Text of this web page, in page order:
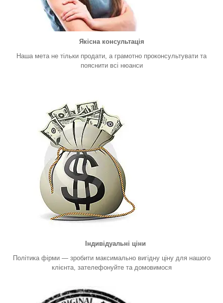
Якісна консультація
Наша мета не тільки продати, а грамотно проконсультувати та
пояснити всі нюанси
Індивідуальні ціни
Політика фірми — зробити максимально вигідну ціну для нашого
клієнта, зателефонуйте та домовимося